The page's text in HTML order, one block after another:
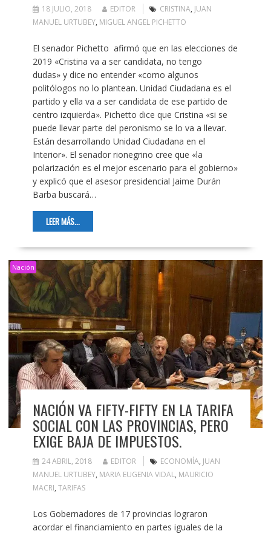
18 JULIO, 2018 EDITOR CRISTINA, JUAN
MANUEL URTUBEY, MIGUEL ANGEL PICHETTO
El senador Pichetto afirmó que en las elecciones de
2019 «Cristina va a ser candidata, no tengo
dudas» y dice no entender «como algunos
politólogos no lo plantean. Unidad Ciudadana es el
partido y ella va a ser candidata de ese partido de
centro izquierda». Pichetto dice que Cristina «si se
puede llevar parte del peronismo se lo va a llevar.
Están desarrollando Unidad Ciudadana en el
Interior». El senador rionegrino cree que «la
polarización es el mejor escenario para el gobierno»
y explicó que el asesor presidencial Jaime Durán
Barba buscará…
LEER MÁS...
Nación
NACIÓN VA FIFTY-FIFTY EN LA TARIFA
SOCIAL CON LAS PROVINCIAS, PERO
EXIGE BAJA DE IMPUESTOS.
24 ABRIL, 2018 EDITOR ECONOMÍA, JUAN
MANUEL URTUBEY, MARIA EUGENIA VIDAL, MAURICIO
MACRI, TARIFAS
Los Gobernadores de 17 provincias lograron
acordar el financiamiento en partes iguales de la